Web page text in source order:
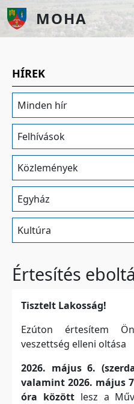
Ugrás a tartalomra
MOHA
HÍREK
Minden hír
Felhívások
Közlemények
Egyház
Kultúra
Értesítés
Tisztelt Lakosság!
Ezúton értesítem
veszettség elleni oltása
2026. május 6.
valamint 2026. május
óra közöttlesz a